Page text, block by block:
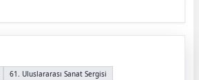
61. Uluslararası Sanat Sergisi